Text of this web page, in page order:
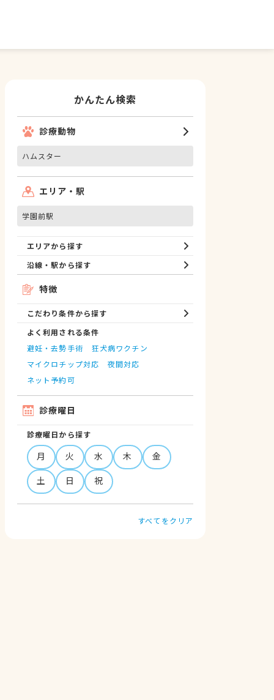
かんたん検索
診療動物
ハムスター
エリア・駅
学園前駅
エリアから探す
沿線・駅から探す
特徴
こだわり条件から探す
よく利用される条件
避妊・去勢手術
狂犬病ワクチン
マイクロチップ対応
夜間対応
ネット予約可
診療曜日
診療曜日から探す
月 火 水 木
金
土
日 祝
すべてをクリア